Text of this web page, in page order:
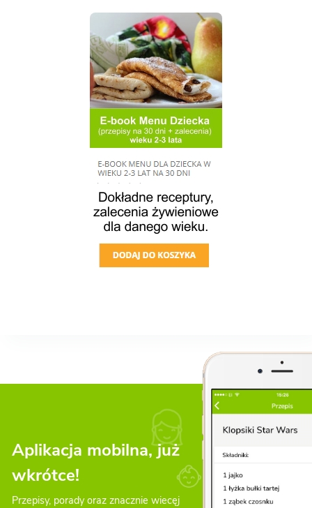
Aplikacja mobilna, już
wkrótce!
Przepisy, porady oraz znacznie wiecęj